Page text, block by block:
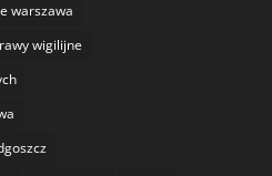
warszawa
wigilijne